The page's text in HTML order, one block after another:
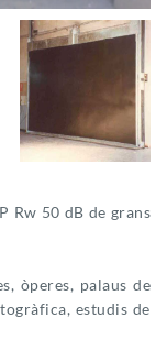
Rw 50 dB de grans
òperes, palaus de
estudis de